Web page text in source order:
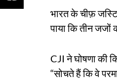
भारत के चीफ़
पाया कि तीन जजों
CJI ने घोषणा की
“सोचते हैं कि वे